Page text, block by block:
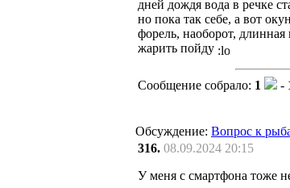
дней дождя вода в речке
но пока так себе, а вот
форель, наоборот,
жарить пойду
Сообщение собрало: 1 -
Обсуждение: Вопрос к
316. 08.09.2024 20:15
У меня с смартфона тоже